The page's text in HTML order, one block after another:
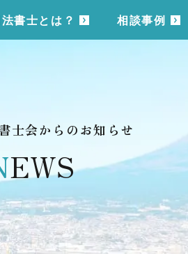
書士とは？ 相談事例
士会からのお知らせ
EWS